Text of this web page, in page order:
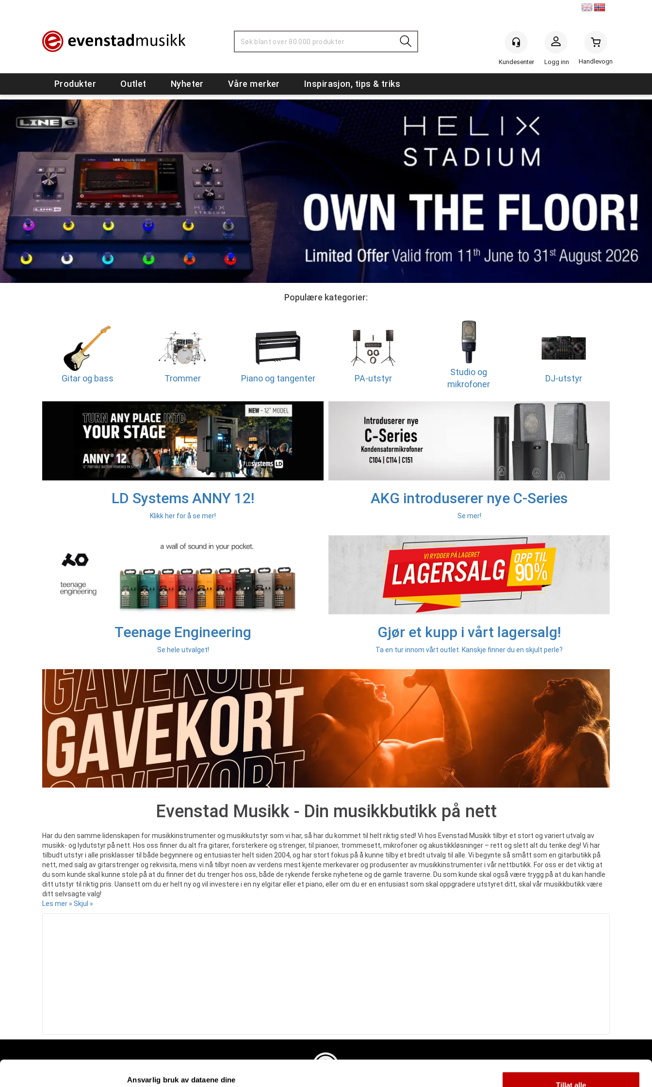
Ansvarlig bruk av dataene dine
Tillat alle
Logg inn Handlevogn
Produkter Outlet Nyheter Våre merker Inspirasjon, tips & triks
Populære kategorier:
Gitar og bass Trommer Piano og tangenter PA-utstyr
Studio og
mikrofoner
DJ-utstyr
LD Systems ANNY 12!
Klikk her for å se mer!
AKG introduserer nye C-Series
Se mer!
Teenage Engineering
Se hele utvalget!
Gjør et kupp i vårt lagersalg!
Ta en tur innom vårt outlet. Kanskje finner du en skjult perle?
Evenstad Musikk - Din musikkbutikk på nett
Har du den samme lidenskapen for musikkinstrumenter og musikkutstyr som vi har, så har du kommet til helt riktig sted! Vi hos Evenstad Musikk tilbyr et stort og variert utvalg av
musikk- og lydutstyr på nett. Hos oss finner du alt fra gitarer, forsterkere og strenger, til pianoer, trommesett, mikrofoner og akustikkløsninger – rett og slett alt du tenke deg! Vi har
tilbudt utstyr i alle prisklasser til både begynnere og entusiaster helt siden 2004, og har stort fokus på å kunne tilby et bredt utvalg til alle. Vi begynte så smått som en gitarbutikk på
nett, med salg av gitarstrenger og rekvisita, mens vi nå tilbyr noen av verdens mest kjente merkevarer og produsenter av musikkinstrumenter i vår nettbutikk. For oss er det viktig at
du som kunde skal kunne stole på at du finner det du trenger hos oss, både de rykende ferske nyhetene og de gamle traverne. Du som kunde skal også være trygg på at du kan handle
ditt utstyr til riktig pris. Uansett om du er helt ny og vil investere i en ny elgitar eller et piano, eller om du er en entusiast som skal oppgradere utstyret ditt, skal vår musikkbutikk være
ditt selvsagte valg!
Les mer » Skjul »